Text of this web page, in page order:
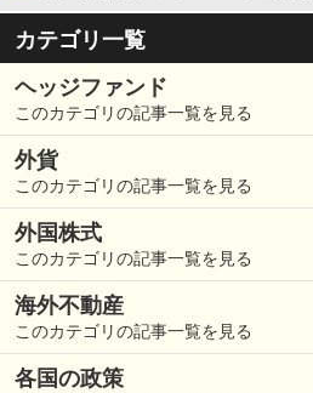
カテゴリ一覧
ヘッジファンド
このカテゴリの記事一覧を見る
外貨
このカテゴリの記事一覧を見る
外国株式
このカテゴリの記事一覧を見る
海外不動産
このカテゴリの記事一覧を見る
各国の政策